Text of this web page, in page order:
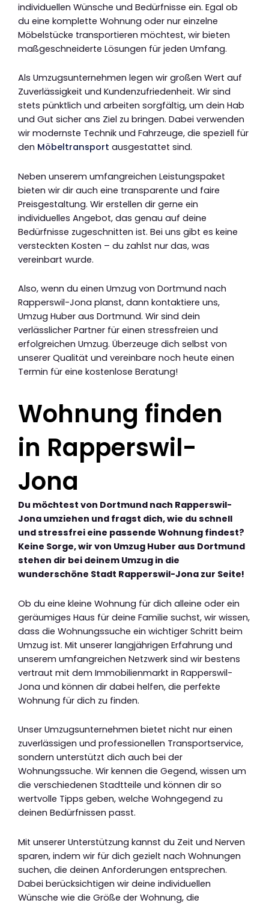
individuellen Wünsche und Bedürfnisse ein. Egal ob
du eine komplette Wohnung oder nur einzelne
Möbelstücke transportieren möchtest, wir bieten
maßgeschneiderte Lösungen für jeden Umfang.
Als Umzugsunternehmen legen wir großen Wert auf
Zuverlässigkeit und Kundenzufriedenheit. Wir sind
stets pünktlich und arbeiten sorgfältig, um dein Hab
und Gut sicher ans Ziel zu bringen. Dabei verwenden
wir modernste Technik und Fahrzeuge, die speziell für
den Möbeltransport ausgestattet sind.
Neben unserem umfangreichen Leistungspaket
bieten wir dir auch eine transparente und faire
Preisgestaltung. Wir erstellen dir gerne ein
individuelles Angebot, das genau auf deine
Bedürfnisse zugeschnitten ist. Bei uns gibt es keine
versteckten Kosten – du zahlst nur das, was
vereinbart wurde.
Also, wenn du einen Umzug von Dortmund nach
Rapperswil-Jona planst, dann kontaktiere uns,
Umzug Huber aus Dortmund. Wir sind dein
verlässlicher Partner für einen stressfreien und
erfolgreichen Umzug. Überzeuge dich selbst von
unserer Qualität und vereinbare noch heute einen
Termin für eine kostenlose Beratung!
Wohnung finden
in Rapperswil-
Jona
Du möchtest von Dortmund nach Rapperswil-
Jona umziehen und fragst dich, wie du schnell
und stressfrei eine passende Wohnung findest?
Keine Sorge, wir von Umzug Huber aus Dortmund
stehen dir bei deinem Umzug in die
wunderschöne Stadt Rapperswil-Jona zur Seite!
Ob du eine kleine Wohnung für dich alleine oder ein
geräumiges Haus für deine Familie suchst, wir wissen,
dass die Wohnungssuche ein wichtiger Schritt beim
Umzug ist. Mit unserer langjährigen Erfahrung und
unserem umfangreichen Netzwerk sind wir bestens
vertraut mit dem Immobilienmarkt in Rapperswil-
Jona und können dir dabei helfen, die perfekte
Wohnung für dich zu finden.
Unser Umzugsunternehmen bietet nicht nur einen
zuverlässigen und professionellen Transportservice,
sondern unterstützt dich auch bei der
Wohnungssuche. Wir kennen die Gegend, wissen um
die verschiedenen Stadtteile und können dir so
wertvolle Tipps geben, welche Wohngegend zu
deinen Bedürfnissen passt.
Mit unserer Unterstützung kannst du Zeit und Nerven
sparen, indem wir für dich gezielt nach Wohnungen
suchen, die deinen Anforderungen entsprechen.
Dabei berücksichtigen wir deine individuellen
Wünsche wie die Größe der Wohnung, die